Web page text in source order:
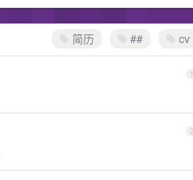
简历 ## cv
1
2